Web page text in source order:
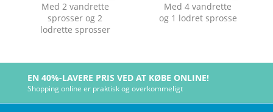
Med 2 vandrette
sprosser og 2
lodrette sprosser
Med 4 vandrette
og 1 lodret sprosse
EN 40%-LAVERE PRIS VED AT KØBE ONLINE!
Shopping online er praktisk og overkommeligt